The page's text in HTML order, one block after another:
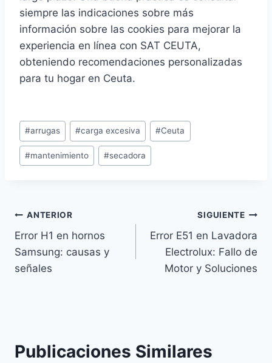
siempre las indicaciones sobre más
información sobre las cookies para mejorar la
experiencia en línea con SAT CEUTA,
obteniendo recomendaciones personalizadas
para tu hogar en Ceuta.
Etiquetas
de
la
#arrugas #carga excesiva #Ceuta
#mantenimiento #secadora
Navegación
de
entradas
ANTERIOR
Error H1 en hornos
Samsung: causas y
señales
SIGUIENTE
Error E51 en Lavadora
Electrolux: Fallo de
Motor y Soluciones
Publicaciones Similares